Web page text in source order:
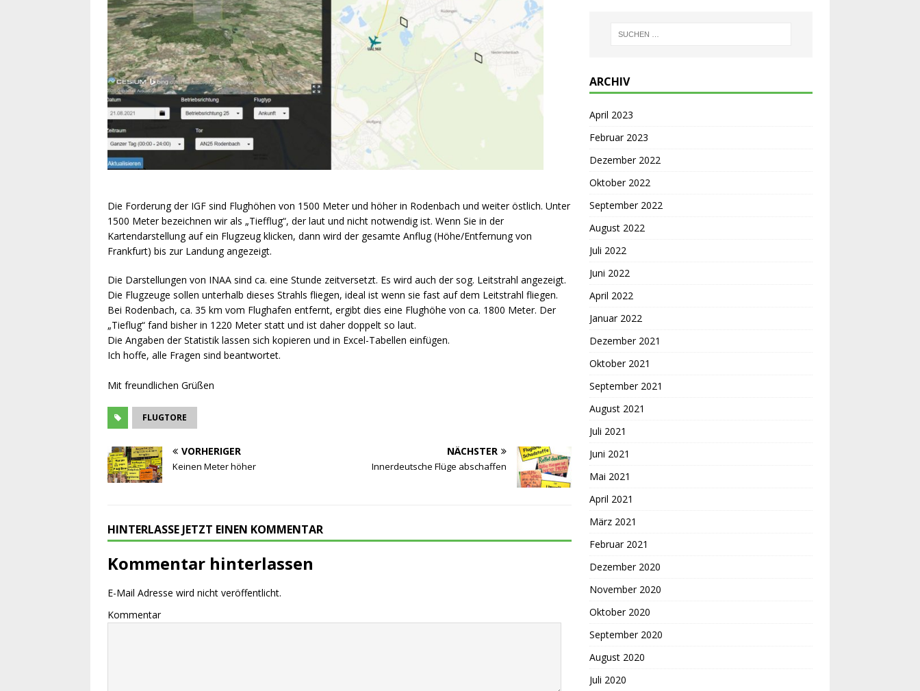
Die Forderung der IGF sind Flughöhen von 1500 Meter und höher in Rodenbach und weiter östlich. Unter
1500 Meter bezeichnen wir als „Tiefflug“, der laut und nicht notwendig ist. Wenn Sie in der
Kartendarstellung auf ein Flugzeug klicken, dann wird der gesamte Anflug (Höhe/Entfernung von
Frankfurt) bis zur Landung angezeigt.
Die Darstellungen von INAA sind ca. eine Stunde zeitversetzt. Es wird auch der sog. Leitstrahl angezeigt.
Die Flugzeuge sollen unterhalb dieses Strahls fliegen, ideal ist wenn sie fast auf dem Leitstrahl fliegen.
Bei Rodenbach, ca. 35 km vom Flughafen entfernt, ergibt dies eine Flughöhe von ca. 1800 Meter. Der
„Tieflug“ fand bisher in 1220 Meter statt und ist daher doppelt so laut.
Die Angaben der Statistik lassen sich kopieren und in Excel-Tabellen einfügen.
Ich hoffe, alle Fragen sind beantwortet.
Mit freundlichen Grüßen
FLUGTORE
VORHERIGER
Keinen Meter höher
NÄCHSTER
Innerdeutsche Flüge abschaffen
HINTERLASSE JETZT EINEN KOMMENTAR
Kommentar hinterlassen
E-Mail Adresse wird nicht veröffentlicht.
Kommentar
ARCHIV
April 2023
Februar 2023
Dezember 2022
Oktober 2022
September 2022
August 2022
Juli 2022
Juni 2022
April 2022
Januar 2022
Dezember 2021
Oktober 2021
September 2021
August 2021
Juli 2021
Juni 2021
Mai 2021
April 2021
März 2021
Februar 2021
Dezember 2020
November 2020
Oktober 2020
September 2020
August 2020
Juli 2020